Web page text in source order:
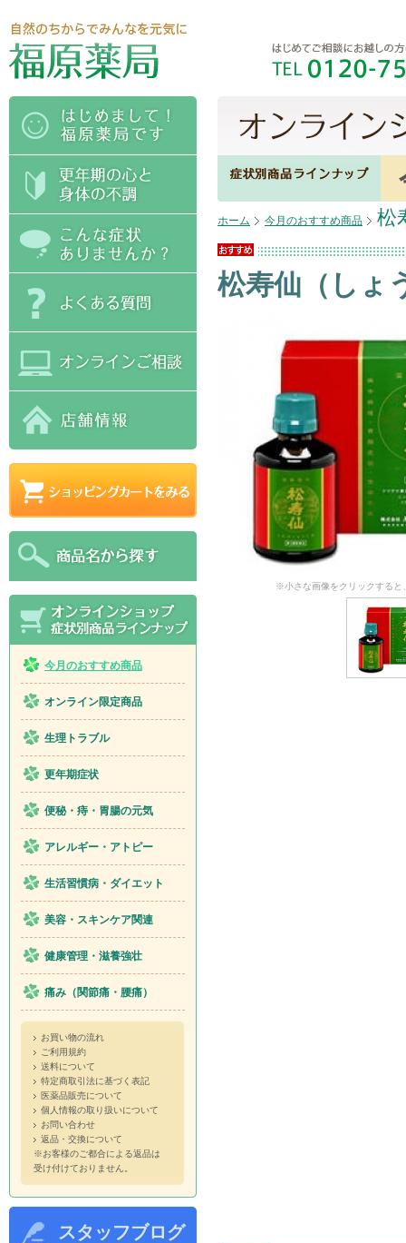
ホーム 今月のおすすめ商品 松
松寿仙（しょ
※小さな画像をクリックすると
今月のおすすめ商品
オンライン限定商品
生理トラブル
更年期症状
便秘・痔・胃腸の元気
アレルギー・アトピー
生活習慣病・ダイエット
美容・スキンケア関連
健康管理・滋養強壮
痛み（関節痛・腰痛）
お買い物の流れ
ご利用規約
送料について
特定商取引法に基づく表記
医薬品販売について
個人情報の取り扱いについて
お問い合わせ
返品・交換について
※お客様のご都合による返品は
受け付けておりません。
スタッフブログ